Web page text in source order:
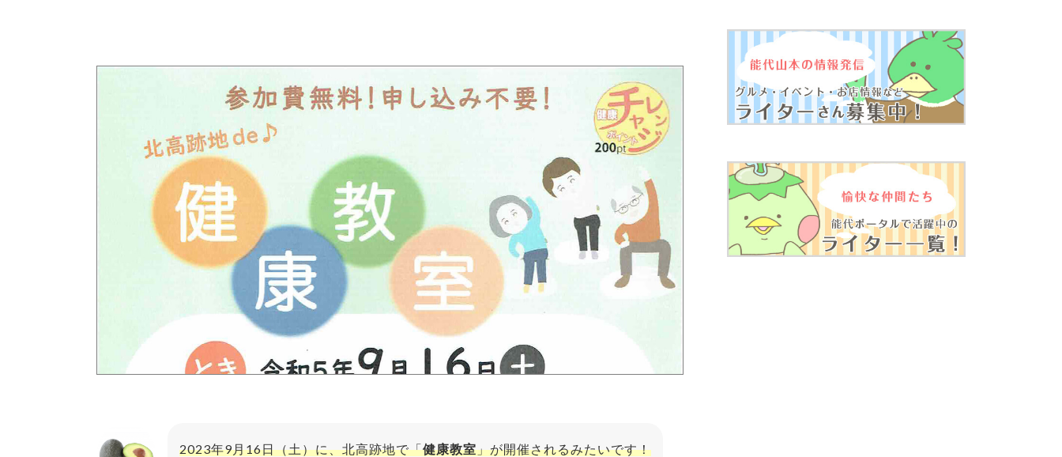
2023年9月16日（土）に、北高跡地で「健康教室」が開催されるみたいです！